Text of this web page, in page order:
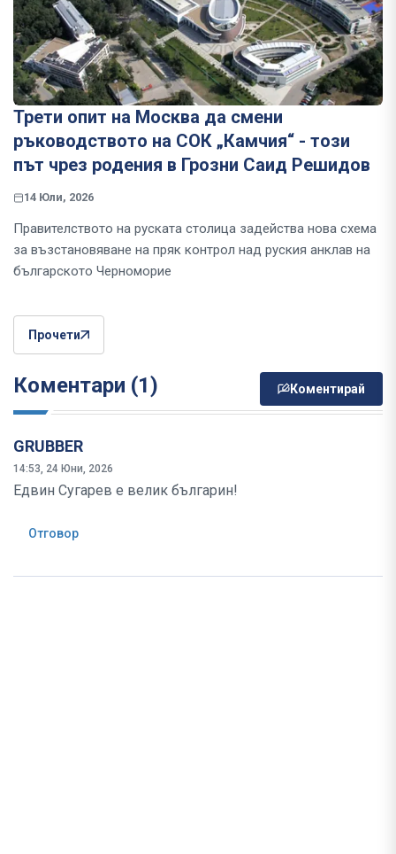
Трети опит на Москва да смени
ръководството на СОК „Камчия“ - този
път чрез родения в Грозни Саид Решидов
14 Юли, 2026
Правителството на руската столица задейства нова схема
за възстановяване на пряк контрол над руския анклав на
българското Черноморие
Прочети
Коментари (1) Коментирай
GRUBBER
14:53, 24 Юни, 2026
Едвин Сугарев е велик българин!
Отговор